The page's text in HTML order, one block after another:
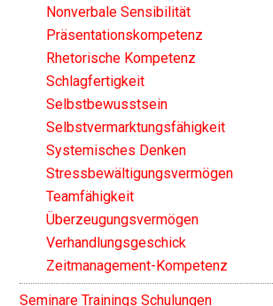
Nonverbale Sensibilität
Präsentationskompetenz
Rhetorische Kompetenz
Schlagfertigkeit
Selbstbewusstsein
Selbstvermarktungsfähigkeit
Systemisches Denken
Stressbewältigungsvermögen
Teamfähigkeit
Überzeugungsvermögen
Verhandlungsgeschick
Zeitmanagement-Kompetenz
Seminare Trainings Schulungen